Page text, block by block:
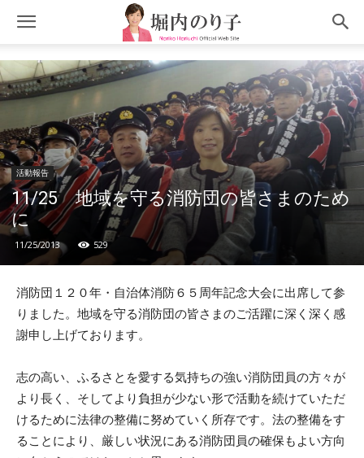
活動報告
11/25 地域を守る消防団の皆さまのため
に
11/25/2013 529
消防団１２０年・自治体消防６５周年記念大会に出席して参
りました。地域を守る消防団の皆さまのご活躍に深く深く感
謝申し上げております。
志の高い、ふるさとを愛する気持ちの強い消防団員の方々が
より長く、そしてより負担が少ない形で活動を続けていただ
けるために法律の整備に努めていく所存です。法の整備をす
ることにより、厳しい状況にある消防団員の確保もよい方向